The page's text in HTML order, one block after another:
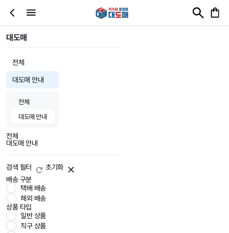
대도매
전체
대도매 안내
전체
대도매 안내
전체
대도매 안내
검색 필터
초기화
배송 구분
택배 배송
해외 배송
상품 타입
일반 상품
직구 상품